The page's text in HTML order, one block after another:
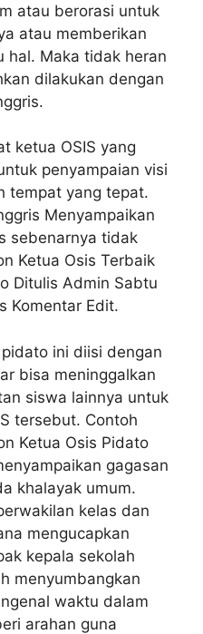
atau berorasi untuk
atau memberikan
hal. Maka tidak heran
dilakukan dengan
ketua OSIS yang
penyampaian visi
tempat yang tepat.
Menyampaikan
sebenarnya tidak
Ketua Osis Terbaik
Ditulis Admin Sabtu
Komentar Edit.
ini diisi dengan
bisa meninggalkan
siswa lainnya untuk
tersebut. Contoh
Ketua Osis Pidato
gagasan
khalayak umum.
kelas dan
mengucapkan
kepala sekolah
menyumbangkan
waktu dalam
arahan guna